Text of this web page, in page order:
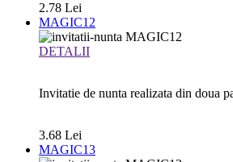
2.78 Lei
MAGIC12
DETALII
Invitatie de nunta realizata din doua
3.68 Lei
MAGIC13